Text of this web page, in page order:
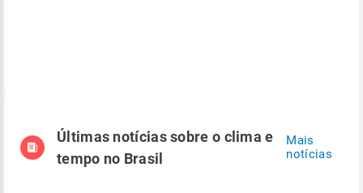
Últimas notícias sobre o clima e
tempo no Brasil
Mais
notícias